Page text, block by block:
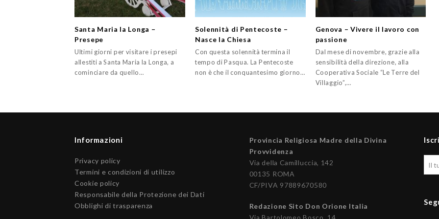
Santa Maria la Longa –
Presepe
Ultimi giorni per visitare i presepi
allestiti a Santa Maria la Longa, a
cominciare da quello…
Solennità di Pentecoste –
Nasce la Chiesa
Con questa solennità termina il
tempo di Pasqua. La Pentecoste
non è che il conquantesimo giorno…
Genova – Vivere il lavoro con
passione
Dal mese di novembre, grazie alla
sensibilità della direzione, alla
Cooperativa Sociale “Le Terre del
Villaggio”,…
Informazioni
Privacy policy
Termini e condizioni di utilizzo
Cookie policy
Responsabile della Protezione dei Dati
Obblighi di trasparenza
Provincia Religiosa Madre della Divina
Provvidenza
Via della Camilluccia, 142
00135 ROMA
CF/PIVA 97889670580
Redazione Sito Don Orione Italia